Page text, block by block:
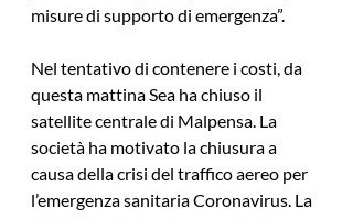
misure di supporto di emergenza”.
Nel tentativo di contenere i costi, da
questa mattina Sea ha chiuso il
satellite centrale di Malpensa. La
società ha motivato la chiusura a
causa della crisi del traffico aereo per
l’emergenza sanitaria Coronavirus. La